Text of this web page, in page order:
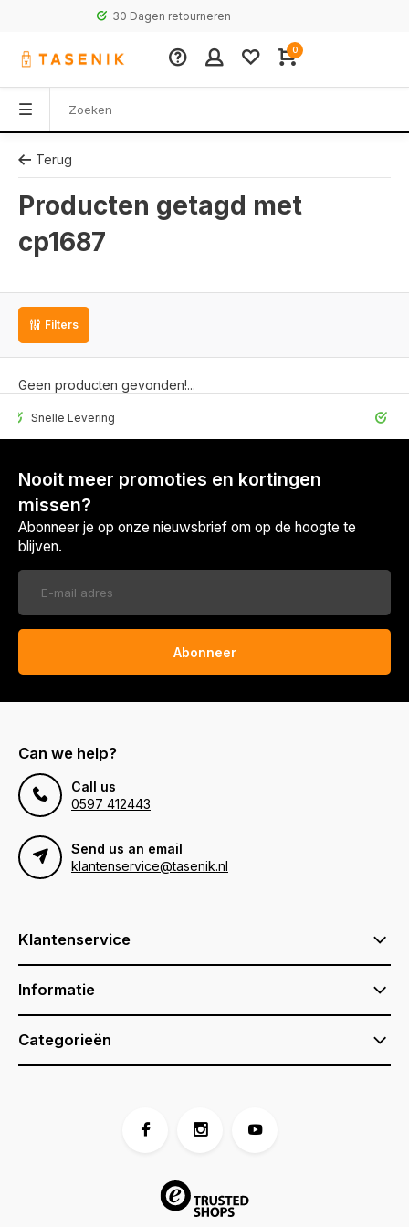
30 Dagen retourneren
0
Terug
Producten getagd met
cp1687
Filters
Geen producten gevonden!...
Levering 30 Dagen
Nooit meer promoties en kortingen
missen?
Abonneer je op onze nieuwsbrief om op de hoogte te
blijven.
Abonneer
Can we help?
Call us
0597 412443
Send us an email
klantenservice@tasenik.nl
Klantenservice
Informatie
Categorieën